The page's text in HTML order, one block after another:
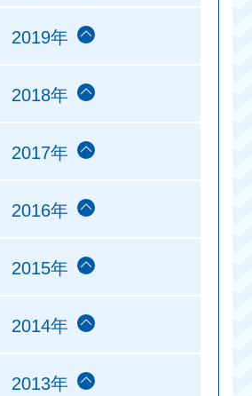
2019年
2018年
2017年
2016年
2015年
2014年
2013年